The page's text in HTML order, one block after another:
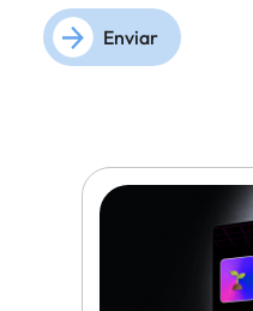
Enviar